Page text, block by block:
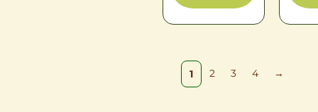
1 2 3 4 →